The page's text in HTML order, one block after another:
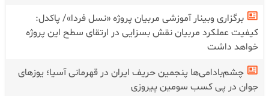
برگزاری وبینار آموزشی مربیان پروژه «نسل فردا»/ پاکدل:
کیفیت عملکرد مربیان نقش بسزایی در ارتقای سطح این پروژه
خواهد داشت
چشم‌بادامی‌ها پنجمین حریف ایران در قهرمانی آسیا؛ یوز‌های
جوان در پی کسب سومین پیروزی